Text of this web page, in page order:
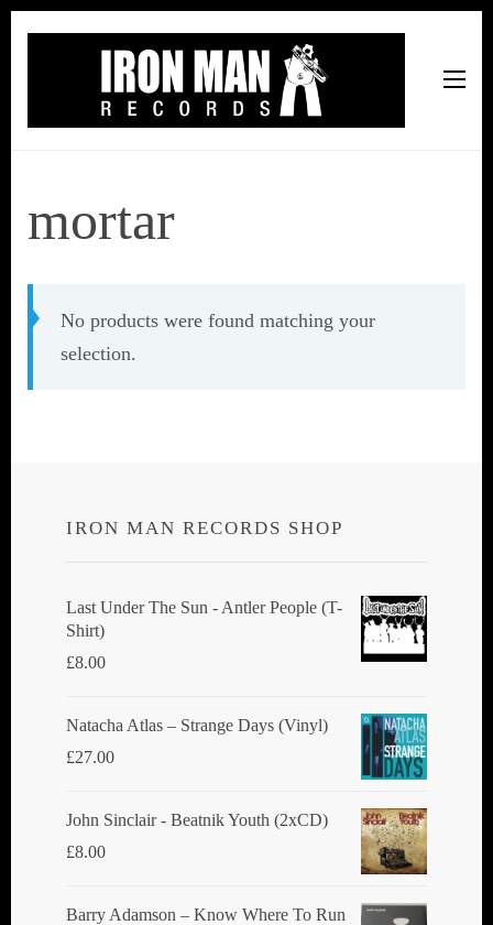
mortar
No products were found matching your
selection.
IRON MAN RECORDS SHOP
Last Under The Sun - Antler People (T-
Shirt)
£8.00
Natacha Atlas ‎– Strange Days (Vinyl)
£27.00
John Sinclair - Beatnik Youth (2xCD)
£8.00
Barry Adamson ‎– Know Where To Run